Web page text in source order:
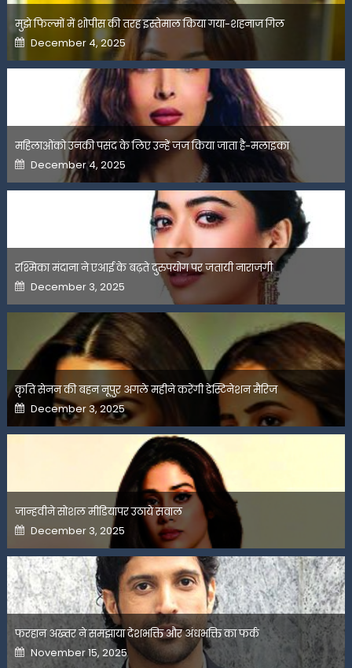
मुझे फिल्मों में शोपीस की तरह इस्तेमाल किया गया-शहनाज गिल
Posted
on
December 4, 2025
महिलाओंको उनकी पसंद के लिए उन्हें जज किया जाता है-मलाइका
Posted
on
December 4, 2025
रश्मिका मंदाना ने एआई के बढ़ते दुरुपयोग पर जतायी नाराजगी
Posted
on
December 3, 2025
कृति सेनन की बहन नूपुर अगले महीने करेंगी डेस्टिनेशन मैरिज
Posted
on
December 3, 2025
जान्हवीने सोशल मीडियापर उठाये सवाल
Posted
on
December 3, 2025
फरहान अख्तर ने समझाया देशभक्ति और अंधभक्ति का फर्क
Posted
on
November 15, 2025